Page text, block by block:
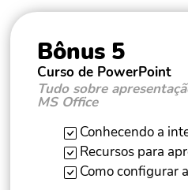
Bônus 5
Curso de PowerPoint
Tudo sobre
MS Office
Conhecendo a
Recursos para
Como configurar